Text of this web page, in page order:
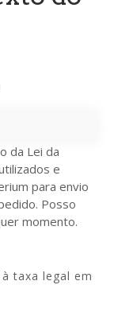
da Lei da
e
para envio
Posso
momento.
taxa legal em